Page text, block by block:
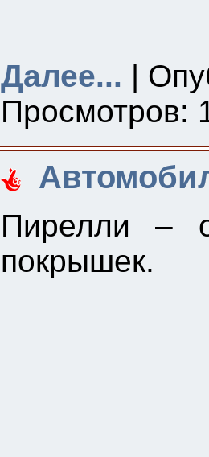
Далее... |
Просмотров:
Пирелли –
покрышек.